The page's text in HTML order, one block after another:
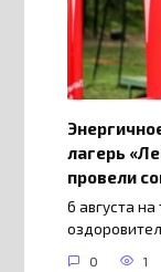
лагерь
провели
6 августа
0 1